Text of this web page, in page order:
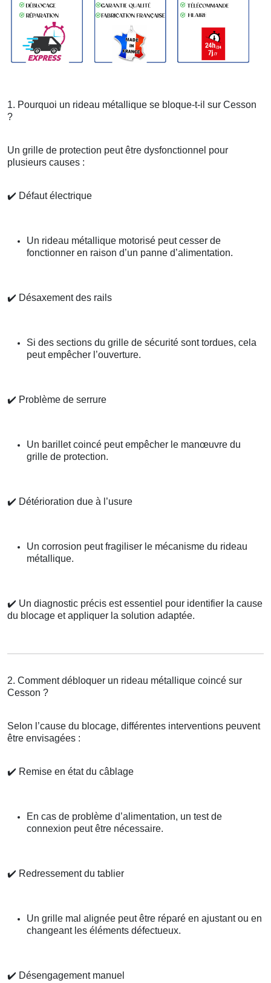
1. Pourquoi un rideau métallique se bloque-t-il sur Cesson
?
Un grille de protection peut être dysfonctionnel pour
plusieurs causes :
✔️ Défaut électrique
Un rideau métallique motorisé peut cesser de
fonctionner en raison d’un panne d’alimentation.
✔️ Désaxement des rails
Si des sections du grille de sécurité sont tordues, cela
peut empêcher l’ouverture.
✔️ Problème de serrure
Un barillet coincé peut empêcher le manœuvre du
grille de protection.
✔️ Détérioration due à l’usure
Un corrosion peut fragiliser le mécanisme du rideau
métallique.
✔️ Un diagnostic précis est essentiel pour identifier la cause
du blocage et appliquer la solution adaptée.
2. Comment débloquer un rideau métallique coincé sur
Cesson ?
Selon l’cause du blocage, différentes interventions peuvent
être envisagées :
✔️ Remise en état du câblage
En cas de problème d’alimentation, un test de
connexion peut être nécessaire.
✔️ Redressement du tablier
Un grille mal alignée peut être réparé en ajustant ou en
changeant les éléments défectueux.
✔️ Désengagement manuel